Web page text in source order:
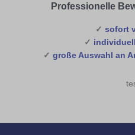
Professionelle
✓ sofort
✓
✓ große Auswahl an